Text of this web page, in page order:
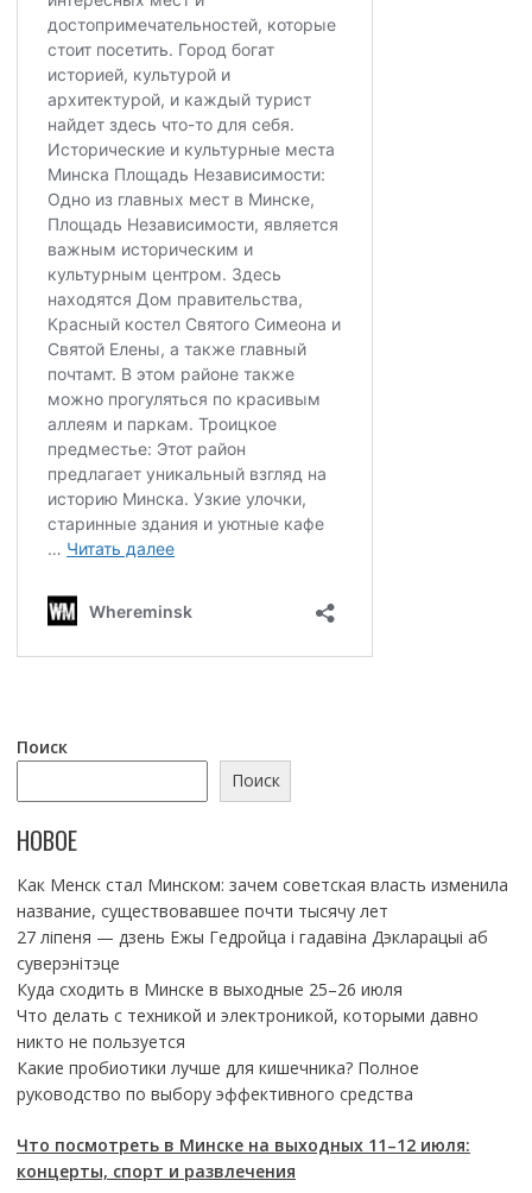
Поиск
Поиск
НОВОЕ
Как Менск стал Минском: зачем советская власть изменила
название, существовавшее почти тысячу лет
27 ліпеня — дзень Ежы Гедройца і гадавіна Дэкларацыі аб
суверэнітэце
Куда сходить в Минске в выходные 25–26 июля
Что делать с техникой и электроникой, которыми давно
никто не пользуется
Какие пробиотики лучше для кишечника? Полное
руководство по выбору эффективного средства
Что посмотреть в Минске на выходных 11–12 июля:
концерты, спорт и развлечения